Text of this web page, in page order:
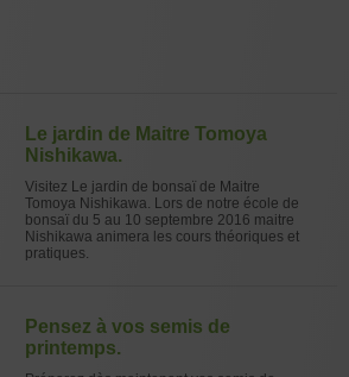
Le jardin de Maitre Tomoya
Nishikawa.
Visitez Le jardin de bonsaï de Maitre
Tomoya Nishikawa. Lors de notre école de
bonsaï du 5 au 10 septembre 2016 maitre
Nishikawa animera les cours théoriques et
pratiques.
Pensez à vos semis de
printemps.